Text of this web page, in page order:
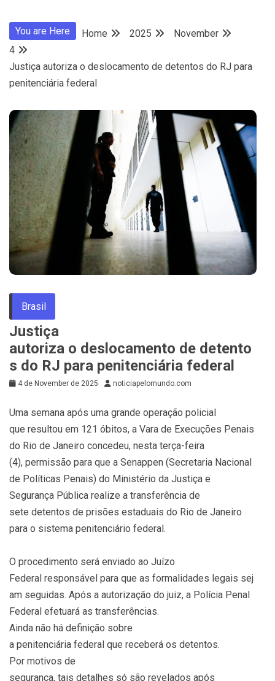
You are Here Home 2025
November
4
Justiça autoriza o deslocamento de detentos do RJ para
penitenciária federal
Brasil
Justiça
autoriza o deslocamento de detento
s do RJ para penitenciária federal
4 de November de 2025 noticiapelomundo.com
Uma semana após uma grande operação policial
que resultou em 121 óbitos, a Vara de Execuções Penais
do Rio de Janeiro concedeu, nesta terça-feira
(4), permissão para que a Senappen (Secretaria Nacional
de Políticas Penais) do Ministério da Justiça e
Segurança Pública realize a transferência de
sete detentos de prisões estaduais do Rio de Janeiro
para o sistema penitenciário federal.
O procedimento será enviado ao Juízo
Federal responsável para que as formalidades legais sej
am seguidas. Após a autorização do juiz, a Polícia Penal
Federal efetuará as transferências.
Ainda não há definição sobre
a penitenciária federal que receberá os detentos.
Por motivos de
segurança, tais detalhes só são revelados após